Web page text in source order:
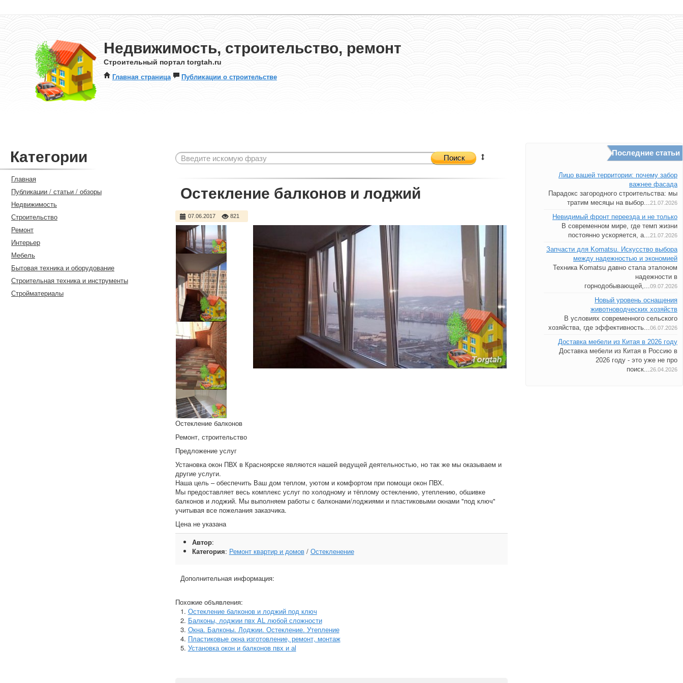
Недвижимость, строительство, ремонт
Строительный портал torgtah.ru
Главная страница Публикации о строительстве
Категории
Главная
Публикации / статьи / обзоры
Недвижимость
Строительство
Ремонт
Интерьер
Мебель
Бытовая техника и оборудование
Строительная техника и инструменты
Стройматериалы
Поиск
Остекление балконов и лоджий
07.06.2017 821
Остекление балконов
Ремонт, строительство
Предложение услуг
Установка окон ПВХ в Красноярске являются нашей ведущей деятельностью, но так же мы оказываем и
другие услуги.
Наша цель – обеспечить Ваш дом теплом, уютом и комфортом при помощи окон ПВХ.
Мы предоставляет весь комплекс услуг по холодному и тёплому остеклению, утеплению, обшивке
балконов и лоджий. Мы выполняем работы с балконами/лоджиями и пластиковыми окнами "под ключ"
учитывая все пожелания заказчика.
Цена не указана
Автор:
Категория: Ремонт квартир и домов/ Остекленение
Дополнительная информация:
Похожие объявления:
Остекление балконов и лоджий под ключ
Балконы, лоджии пвх AL любой сложности
Окна. Балконы. Лоджии. Остекление. Утепление
Пластиковые окна изготовление, ремонт, монтаж
Установка окон и балконов пвх и аl
Последние статьи
Лицо вашей территории: почему забор
важнее фасада
Парадокс загородного строительства: мы
тратим месяцы на выбор...21.07.2026
Невидимый фронт переезда и не только
В современном мире, где темп жизни
постоянно ускоряется, а...21.07.2026
Запчасти для Komatsu. Искусство выбора
между надежностью и экономией
Техника Komatsu давно стала эталоном
надежности в
горнодобывающей,...09.07.2026
Новый уровень оснащения
животноводческих хозяйств
В условиях современного сельского
хозяйства, где эффективность...06.07.2026
Доставка мебели из Китая в 2026 году
Доставка мебели из Китая в Россию в
2026 году - это уже не про
поиск...26.04.2026